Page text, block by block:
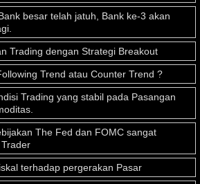
besar telah jatuh, Bank ke-3 akan
Trading dengan Strategi Breakout
Trend atau Counter Trend ?
Trading yang stabil pada Pasangan
The Fed dan FOMC sangat
terhadap pergerakan Pasar